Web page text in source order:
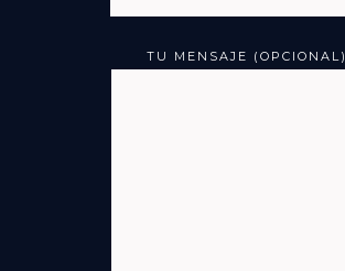
TU MENSAJE (OPCIONAL)